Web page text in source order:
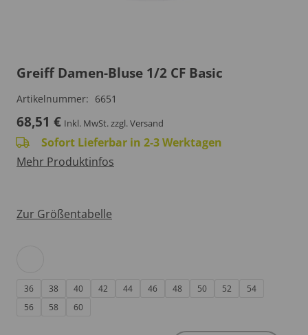
Greiff Damen-Bluse 1/2 CF Basic
Artikelnummer: 6651
68,51 € Inkl. MwSt.zzgl. Versand
Sofort Lieferbar in 2-3 Werktagen
Mehr Produktinfos
Zur Größentabelle
36 38 40 42 44 46 48 50 52
54
56
58 60